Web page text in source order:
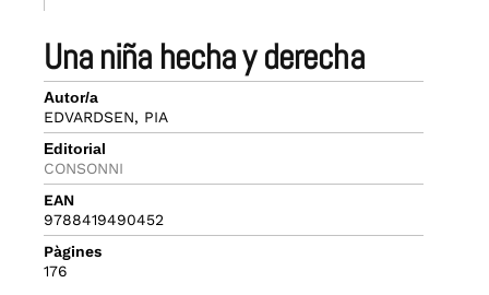
una niña hecha y derecha
Autor/a
EDVARDSEN, PIA
Editorial
CONSONNI
EAN
9788419490452
Pàgines
176